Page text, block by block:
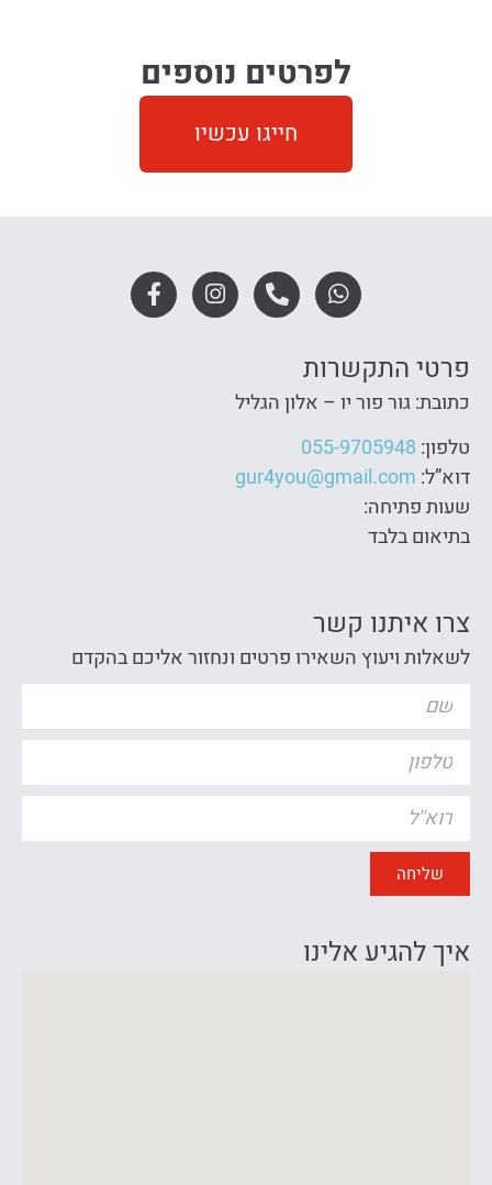
לפרטים נוספים
חייגו עכשיו
פרטי התקשרות
כתובת: גור פור יו – אלון הגליל
טלפון: 055-9705948
דוא”ל: gur4you@gmail.com
שעות פתיחה:
בתיאום בלבד
צרו איתנו קשר
לשאלות ויעוץ השאירו פרטים ונחזור אליכם בהקדם
שליחה
איך להגיע אלינו